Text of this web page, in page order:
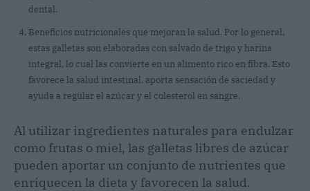
dental.
Beneficios nutricionales que mejoran la salud. Por lo general,
estas galletas son elaboradas con salvado de trigo y harina
integral, lo cual las convierte en un alimento rico en fibra. Esto
favorece la salud intestinal, aporta sensación de saciedad y
ayuda a regular el azúcar y el colesterol en sangre.
Al utilizar ingredientes naturales para endulzar
como frutas o miel, las galletas libres de azúcar
pueden aportar un conjunto de nutrientes que
enriquecen la dieta y favorecen la salud.